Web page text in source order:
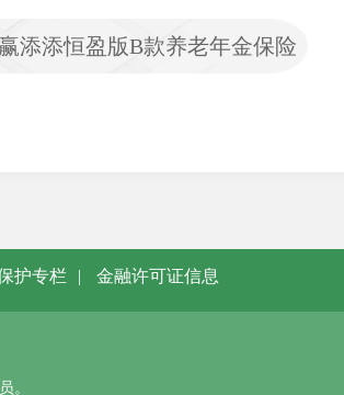
添添恒盈版B款养老年金保险
护专栏 | 金融许可证信息
。